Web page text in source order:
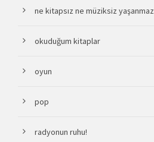
ne kitapsız ne müziksiz yaşanmaz
okuduğum kitaplar
oyun
pop
radyonun ruhu!